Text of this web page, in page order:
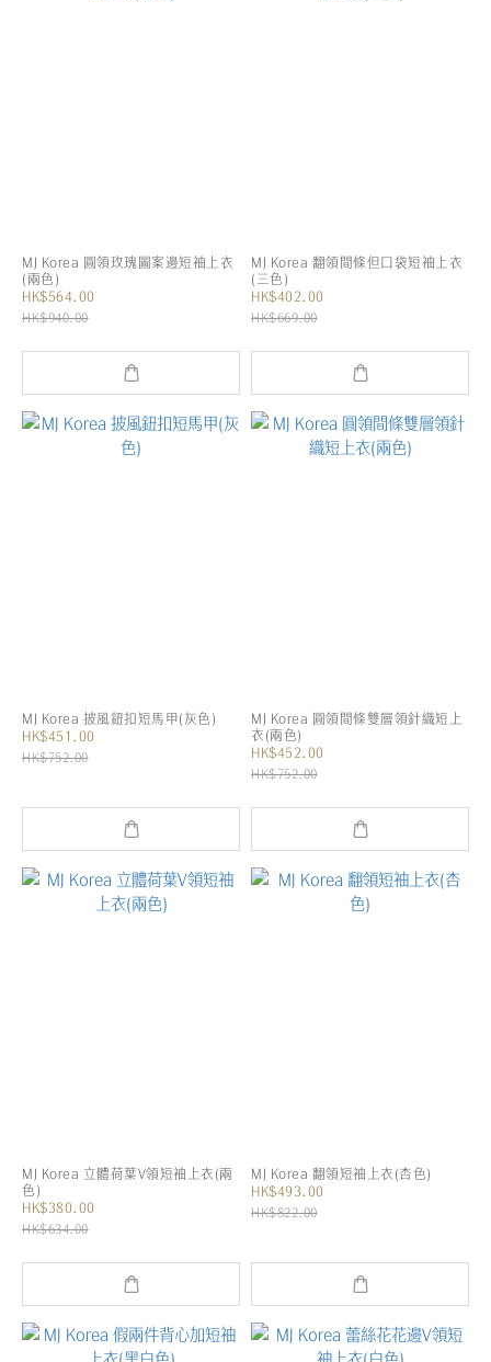
MJ Korea 圓領玫瑰圖案邊短袖上衣
(兩色)
HK$564.00
HK$940.00
MJ Korea 翻領間條但口袋短袖上衣
(三色)
HK$402.00
HK$669.00
MJ Korea 披風鈕扣短馬甲(灰色)
HK$451.00
HK$752.00
MJ Korea 圓領間條雙層領針織短上
衣(兩色)
HK$452.00
HK$752.00
MJ Korea 立體荷葉V領短袖上衣(兩
色)
HK$380.00
HK$634.00
MJ Korea 翻領短袖上衣(杏色)
HK$493.00
HK$822.00